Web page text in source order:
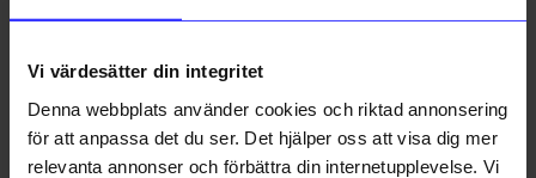
Vi värdesätter din integritet
Denna webbplats använder cookies och riktad annonsering
för att anpassa det du ser. Det hjälper oss att visa dig mer
relevanta annonser och förbättra din internetupplevelse. Vi